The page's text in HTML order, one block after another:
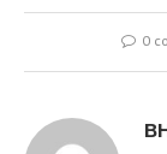
0